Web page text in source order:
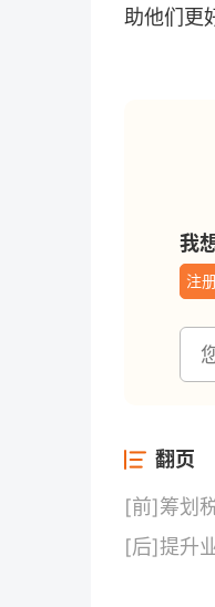
助他们更
我
注
翻页
[前]筹划
[后]提升